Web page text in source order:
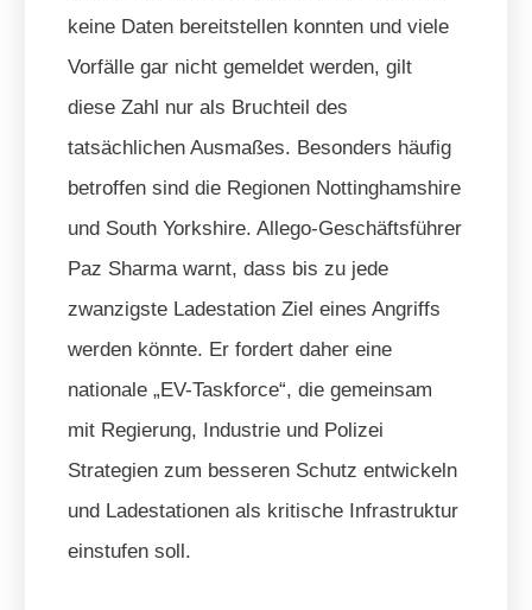
keine Daten bereitstellen konnten und viele
Vorfälle gar nicht gemeldet werden, gilt
diese Zahl nur als Bruchteil des
tatsächlichen Ausmaßes. Besonders häufig
betroffen sind die Regionen Nottinghamshire
und South Yorkshire. Allego-Geschäftsführer
Paz Sharma warnt, dass bis zu jede
zwanzigste Ladestation Ziel eines Angriffs
werden könnte. Er fordert daher eine
nationale „EV-Taskforce“, die gemeinsam
mit Regierung, Industrie und Polizei
Strategien zum besseren Schutz entwickeln
und Ladestationen als kritische Infrastruktur
einstufen soll.